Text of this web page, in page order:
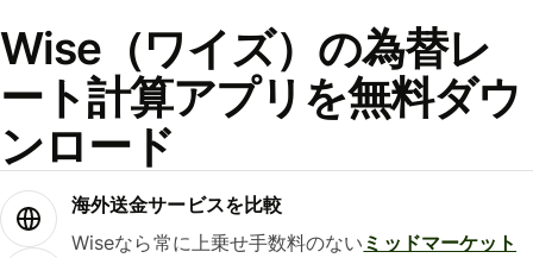
Wise（ワイズ）の為替レ
ート計算アプリを無料ダウ
ンロード
海外送金サービスを比較
Wiseなら常に上乗せ手数料のない ミッドマーケット